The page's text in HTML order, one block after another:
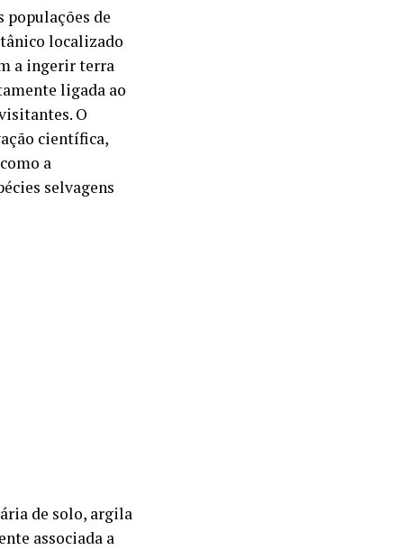
populações de
localizado
a ingerir terra
ligada ao
O
científica,
a
selvagens
de solo, argila
associada a